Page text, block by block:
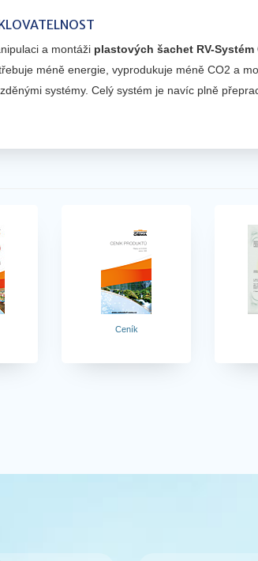
a montáži plastových šachet RV-Systém
méně energie, vyprodukuje méně CO2 a
systémy. Celý systém je navíc plně
Ceník